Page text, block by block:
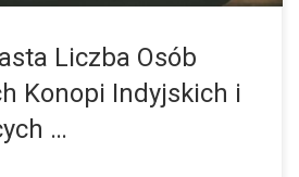
Liczba Osób
Konopi Indyjskich i
…